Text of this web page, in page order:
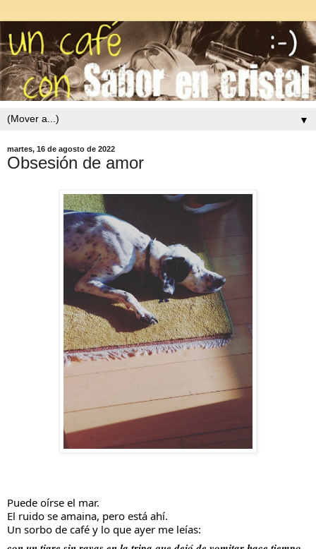
▼
martes, 16 de agosto de 2022
Obsesión de amor
Puede oírse el mar.
El ruido se amaina, pero está ahí.
Un sorbo de café y lo que ayer me leías: